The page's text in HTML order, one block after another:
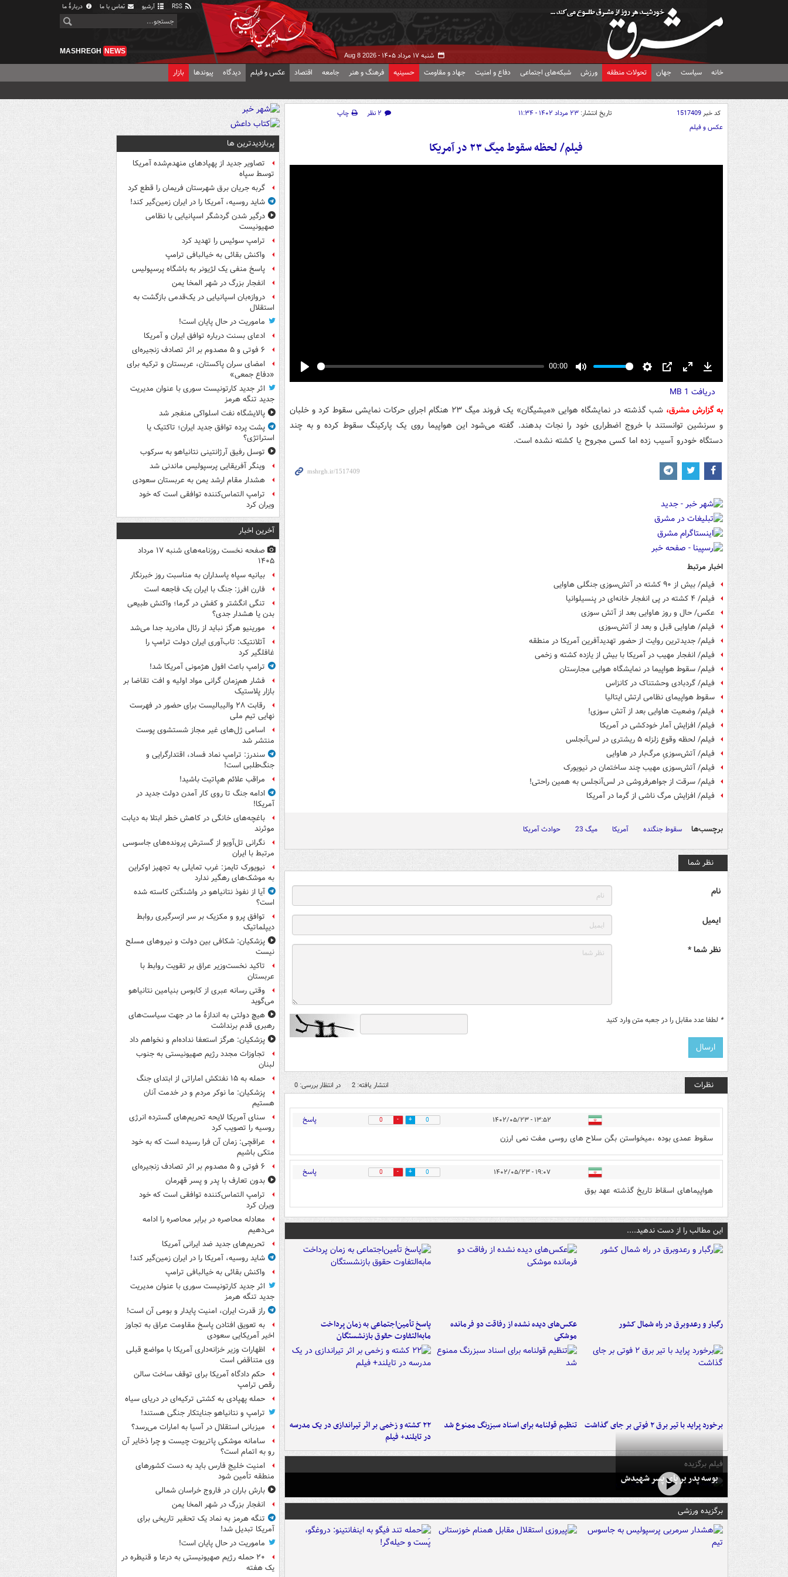
آرشیو تماس با ما دربارهٔ ما
شنبه ۱۷ مرداد ۱۴۰۵ - Aug 8 2026
MASHREGH NEWS
خانه سیاست جهان تحولات منطقه ورزش شبکه‌های اجتماعی دفاع و امنیت جهاد و مقاومت حسینیه فرهنگ و هنر جامعه اقتصاد عکس و فیلم دیدگاه پیوندها بازار
کد خبر1517409 تاریخ انتشار: ۲۳ مرداد ۱۴۰۲ - ۱۱:۳۴ ۲ نظر
چاپ
عکس و فیلم
فیلم/ لحظه سقوط میگ ۲۳ در آمریکا
00:00
fullscreen
دریافت 1 MB
به گزارش مشرق،
شب گذشته در نمایشگاه هوایی «میشیگان» یک فروند میگ ۲۳ هنگام اجرای حرکات نمایشی سقوط کرد و خلبان
و سرنشین توانستند با خروج اضطراری خود را نجات بدهند. گفته می‌شود این هواپیما روی یک پارکینگ سقوط کرده و به چند
دستگاه خودرو آسیب زده اما کسی مجروح یا کشته نشده است.
اخبار مرتبط
فیلم/ بیش از ۹۰ کشته در آتش‌سوزی‌ جنگلی هاوایی
فیلم/ ۴ کشته در پی انفجار خانه‌ای در پنسیلوانیا
عکس/ حال و روز هاوایی بعد از آتش سوزی
فیلم/ هاوایی قبل و بعد از آتش‌سوزی
فیلم/ جدیدترین روایت از حضور تهدیدآفرین آمریکا در منطقه
فیلم/ انفجار مهیب در آمریکا با بیش از یازده کشته و زخمی
فیلم/ سقوط هواپیما در نمایشگاه هوایی مجارستان
فیلم/ گردبادی وحشتناک در کانزاس
سقوط هواپیمای نظامی ارتش ایتالیا
فیلم/ وضعیت هاوایی بعد از آتش سوزی!
فیلم/ افزایش آمار خودکشی در آمریکا
فیلم/ لحظه وقوع زلزله ۵ ریشتری در لس‌آنجلس
فیلم/ آتش‌سوزی‌ِ مرگ‌بار در هاوایی
فیلم/ آتش‌سوزی مهیب چند ساختمان در نیویورک
فیلم/ سرقت از جواهرفروشی در لس‌آنجلس به همین راحتی!
فیلم/ افزایش مرگ ناشی از گرما در آمریکا
برچسب‌ها سقوط جنگنده آمریکا میگ 23 حوادث آمریکا
نظر شما
نام
ایمیل
نظر شما *
* لطفا عدد مقابل را در جعبه متن وارد کنید
نظرات انتشار یافته: 2 در انتظار بررسی: 0
۱۳:۵۲ - ۱۴۰۲/۰۵/۲۳ 0
0 پاسخ
سقوط عمدی بوده ،میخواستن بگن سلاح های روسی مفت نمی ارزن
۱۹:۰۷ - ۱۴۰۲/۰۵/۲۳ 0
0 پاسخ
هواپیماهای اسقاط تاریخ گذشته عهد بوق
این مطالب را از دست ندهید....
رگبار و رعدوبرق در راه شمال کشور
عکس‌های دیده نشده از رفاقت دو فرمانده‌
موشکی
پاسخ تأمین‌اجتماعی به زمان پرداخت
مابه‌التفاوت حقوق بازنشستگان
برخورد پراید با تیر برق ۲ فوتی بر جای گذاشت تنظیم قولنامه برای اسناد سبزرنگ ممنوع شد
۲۲ کشته و زخمی بر اثر تیراندازی در یک مدرسه
در تایلند+ فیلم
فیلم برگزیده
بوسه‌ پدر بر پای پسر شهیدش
برگزیده ورزشی
پربازدیدترین ها
تصاویر جدید از پهپادهای منهدم‌شده آمریکا
توسط سپاه
گربه جریان برق شهرستان فریمان را قطع کرد
شاید روسیه، آمریکا را در ایران زمین‌گیر کند!
درگیر شدن گردشگر اسپانیایی با نظامی
صهیونیست
ترامپ سوئیس را تهدید کرد
واکنش بقائی به خیالبافی ترامپ
پاسخ منفی یک لژیونر به باشگاه پرسپولیس
انفجار بزرگ در شهر المخا یمن
دروازه‌بان اسپانیایی در یک‌قدمی بازگشت به
استقلال
ماموریت در حال پایان است!
ادعای بسنت درباره توافق ایران و آمریکا
۶ فوتی و ۵ مصدوم بر اثر تصادف زنجیره‌ای
امضای سران پاکستان، عربستان و ترکیه برای
«دفاع جمعی»
اثر جدید کارتونیست سوری با عنوان مدیریت
جدید تنگه هرمز
پالایشگاه نفت اسلواکی منفجر شد
پشت پرده توافق جدید ایران؛ تاکتیک یا
استراتژی؟
توسل رفیق آرژانتینی نتانیاهو به سرکوب
وینگر آفریقایی پرسپولیس ماندنی شد
هشدار مقام ارشد یمن به عربستان سعودی
ترامپ التماس‌کننده توافقی است که خود
ویران کرد
آخرین اخبار
صفحه نخست روزنامه‌های شنبه ۱۷ مرداد
۱۴۰۵
بیانیه سپاه پاسداران به مناسبت روز خبرنگار
فارن افرز: جنگ با ایران یک فاجعه است
تنگی انگشتر و کفش در گرما؛ واکنش طبیعی
بدن یا هشدار جدی؟
مورینیو هرگز نباید از رئال مادرید جدا می‌شد
آتلانتیک: تاب‌آوری ایران دولت ترامپ را
غافلگیر کرد
ترامپ باعث افول هژمونی آمریکا شد!
فشار هم‌زمان گرانی مواد اولیه و افت تقاضا بر
بازار پلاستیک
رقابت ۲۸ والیبالیست برای حضور در فهرست
نهایی تیم ملی
اسامی ژل‌های غیر مجاز شستشوی پوست
منتشر شد
سندرز: ترامپ نماد فساد، اقتدارگرایی و
جنگ‌طلبی است!
مراقب علائم هپاتیت باشید!
ادامه جنگ تا روی کار آمدن دولت جدید در
آمریکا!
باغچه‌های خانگی در کاهش خطر ابتلا به دیابت
موثرند
نگرانی تل‌آویو از گسترش پرونده‌های جاسوسی
مرتبط با ایران
نیویورک تایمز: غرب تمایلی به تجهیز اوکراین
به موشک‌های رهگیر ندارد
آیا از نفوذ نتانیاهو در واشنگتن کاسته شده
است؟
توافق پرو و مکزیک بر سر ازسرگیری روابط
دیپلماتیک
پزشکیان: شکافی بین دولت و نیروهای مسلح
نیست
تاکید نخست‌وزیر عراق بر تقویت روابط با
عربستان
وقتی رسانه عبری از کابوس بنیامین نتانیاهو
می‌گوید
هیچ دولتی به اندازۀ ما در جهت سیاست‌های
رهبری قدم برنداشت
پزشکیان: هرگز استعفا نداده‌ام و نخواهم داد
تجاوزات مجدد رژیم صهیونیستی به جنوب
لبنان
حمله به ۱۵ نفتکش‌ اماراتی از ابتدای جنگ
پزشکیان: ما نوکر مردم و در خدمت آنان
هستیم
سنای آمریکا لایحه تحریم‌های گسترده انرژی
روسیه را تصویب کرد
عراقچی: زمان آن فرا رسیده است که به خود
متکی باشیم
۶ فوتی و ۵ مصدوم بر اثر تصادف زنجیره‌ای
بدون تعارف با پدر و پسر قهرمان
ترامپ التماس‌کننده توافقی است که خود
ویران کرد
معادله محاصره در برابر محاصره را ادامه
می‌دهیم
تحریم‌های جدید ضد ایرانی آمریکا
شاید روسیه، آمریکا را در ایران زمین‌گیر کند!
واکنش بقائی به خیالبافی ترامپ
اثر جدید کارتونیست سوری با عنوان مدیریت
جدید تنگه هرمز
راز قدرت ایران، امنیت پایدار و بومی آن است!
به تعویق افتادن پاسخ مقاومت عراق به تجاوز
اخیر آمریکایی سعودی
اظهارات وزیر خزانه‌داری آمریکا با مواضع قبلی
وی متناقض است
حکم دادگاه آمریکا برای توقف ساخت سالن
رقص ترامپ
حمله پهپادی به کشتی ترکیه‌ای در دریای سیاه
ترامپ و نتانیاهو جنایتکار جنگی هستند!
میزبانی استقلال در آسیا به امارات می‌رسد؟
سامانه موشکی پاتریوت چیست و چرا ذخایر آن
رو به اتمام است؟
امنیت خلیج فارس باید به دست کشورهای
منطقه تأمین شود
بارش باران در فاروج خراسان شمالی
انفجار بزرگ در شهر المخا یمن
تنگه هرمز به نماد یک تحقیر تاریخی برای
آمریکا تبدیل شد!
ماموریت در حال پایان است!
۲۰ حمله رژیم صهیونیستی به درعا و قنیطره در
یک هفته